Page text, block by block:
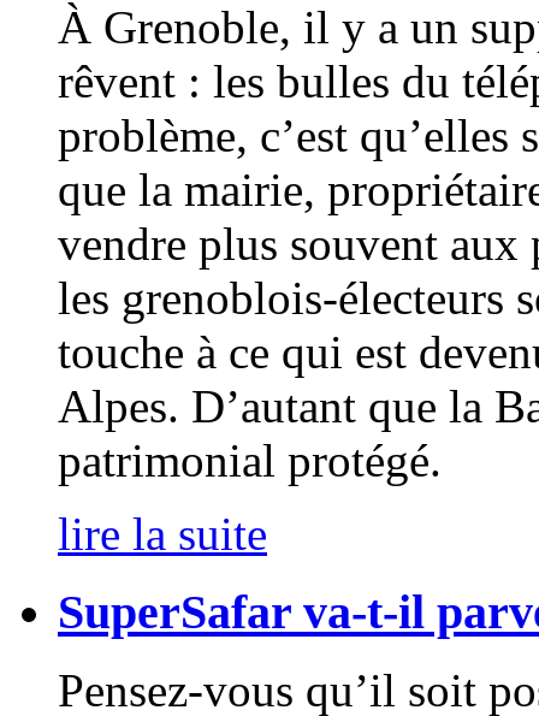
À Grenoble, il y a un
rêvent : les bulles du
problème, c’est
que la mairie,
vendre plus souvent
les grenoblois-électeurs
touche à ce qui est
Alpes. D’autant que la
patrimonial protégé.
lire la suite
SuperSafar va-t-il
Pensez-vous qu’il soit